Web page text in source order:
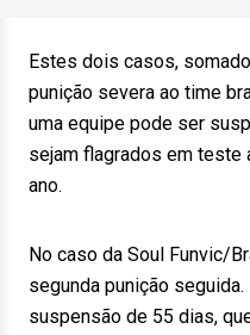
Estes dois casos,
punição severa ao time
uma equipe pode ser
sejam flagrados em teste
ano.
No caso da Soul Funvic/
segunda punição
suspensão de 55 dias,